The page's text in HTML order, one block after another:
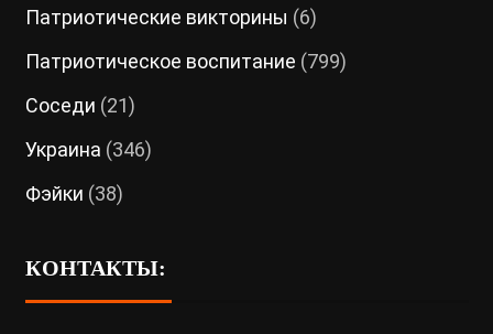
Патриотические викторины (6)
Патриотическое воспитание (799)
Соседи (21)
Украина (346)
Фэйки (38)
КОНТАКТЫ: